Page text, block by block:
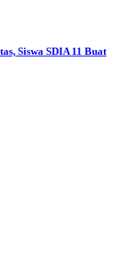
Siswa SDIA 11 Buat